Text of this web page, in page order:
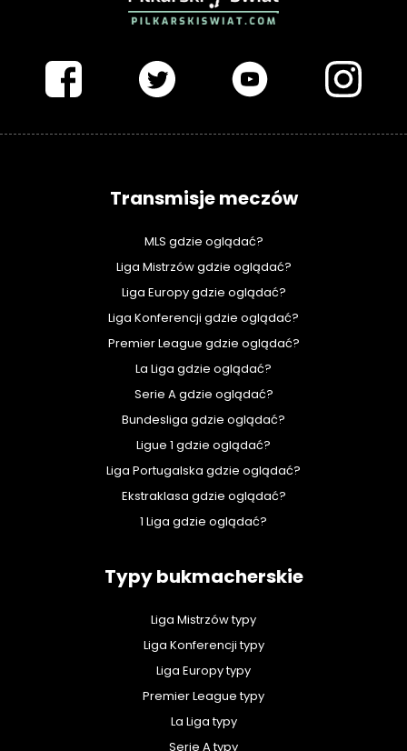
Transmisje meczów
MLS gdzie oglądać?
Liga Mistrzów gdzie oglądać?
Liga Europy gdzie oglądać?
Liga Konferencji gdzie oglądać?
Premier League gdzie oglądać?
La Liga gdzie oglądać?
Serie A gdzie oglądać?
Bundesliga gdzie oglądać?
Ligue 1 gdzie oglądać?
Liga Portugalska gdzie oglądać?
Ekstraklasa gdzie oglądać?
1 Liga gdzie oglądać?
Typy bukmacherskie
Liga Mistrzów typy
Liga Konferencji typy
Liga Europy typy
Premier League typy
La Liga typy
Serie A typy